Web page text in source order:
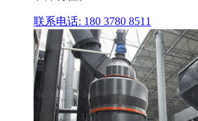
联系电话: 180 3780 8511